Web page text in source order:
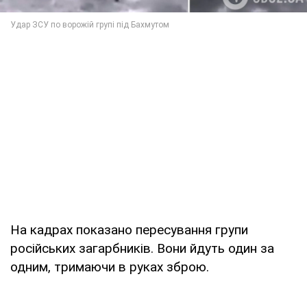
На кадрах показано пересування групи
російських загарбників. Вони йдуть один за
одним, тримаючи в руках зброю.